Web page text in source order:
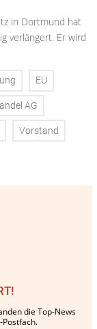
in Dortmund hat
verlängert. Er wird
EU
AG
Vorstand
die Top-News